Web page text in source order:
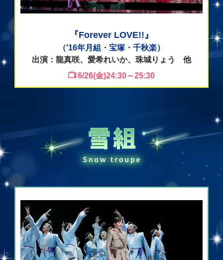
『Forever LOVE!!』
（'16年月組・宝塚・千秋楽）
出演：龍真咲、愛希れいか、珠城りょう 他
6/26(金)24:30～25:30